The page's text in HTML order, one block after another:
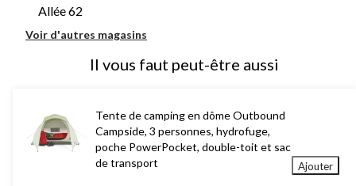
Allée 62
Voir d'autres magasins
Il vous faut peut-être aussi
Tente de camping en dôme Outbound
Campside, 3 personnes, hydrofuge,
poche PowerPocket, double-toit et sac
de transport
Ajouter